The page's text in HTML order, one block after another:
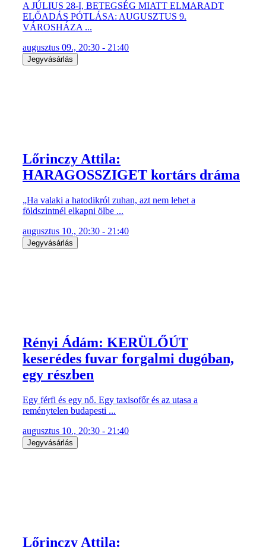
A JÚLIUS 28-I, BETEGSÉG MIATT ELMARADT
ELŐADÁS PÓTLÁSA: AUGUSZTUS 9.
VÁROSHÁZA ...
augusztus 09., 20:30 - 21:40
Jegyvásárlás
Lőrinczy Attila:
HARAGOSSZIGET kortárs dráma
„Ha valaki a hatodikról zuhan, azt nem lehet a
földszintnél elkapni ölbe ...
augusztus 10., 20:30 - 21:40
Jegyvásárlás
Rényi Ádám: KERÜLŐÚT
keserédes fuvar forgalmi dugóban,
egy részben
Egy férfi és egy nő. Egy taxisofőr és az utasa a
reménytelen budapesti ...
augusztus 10., 20:30 - 21:40
Jegyvásárlás
Lőrinczy Attila: